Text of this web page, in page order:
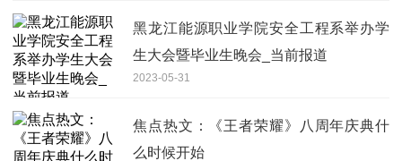
黑龙江能源职业学院安全工程系举办学
生大会暨毕业生晚会_当前报道
2023-05-31
焦点热文：《王者荣耀》八周年庆典什
么时候开始